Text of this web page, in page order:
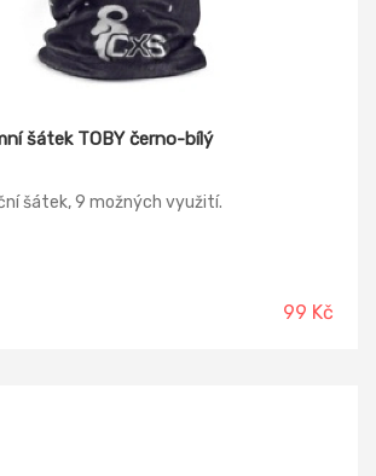
šátek TOBY černo-bílý
šátek, 9 možných využití.
99 Kč